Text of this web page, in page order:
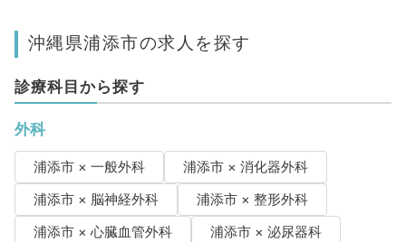
沖縄県浦添市の求人を探す
診療科目から探す
外科
浦添市 × 一般外科
浦添市 × 消化器外科
浦添市 × 脳神経外科
浦添市 × 整形外科
浦添市 × 心臓血管外科
浦添市 × 泌尿器科